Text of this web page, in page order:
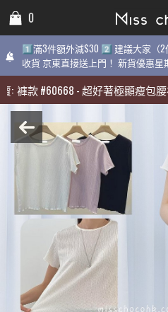
0
1️⃣滿3件額外減$30 2️⃣ 建議大家（
收貨 京東直接送上門！ 新貨優惠
褲款#60668-超好著極顯瘦包腰裙
0
1️⃣滿3件額外減$30 2️⃣ 建議大家（
收貨 京東直接送上門！ 新貨優惠
褲款#60668-超好著極顯瘦包腰裙
1️⃣滿3件額外減$30 2️⃣ 建議大家
9/8/2026晚截單⚠️
最熱賣: 褲款# 60668-超好著極顯